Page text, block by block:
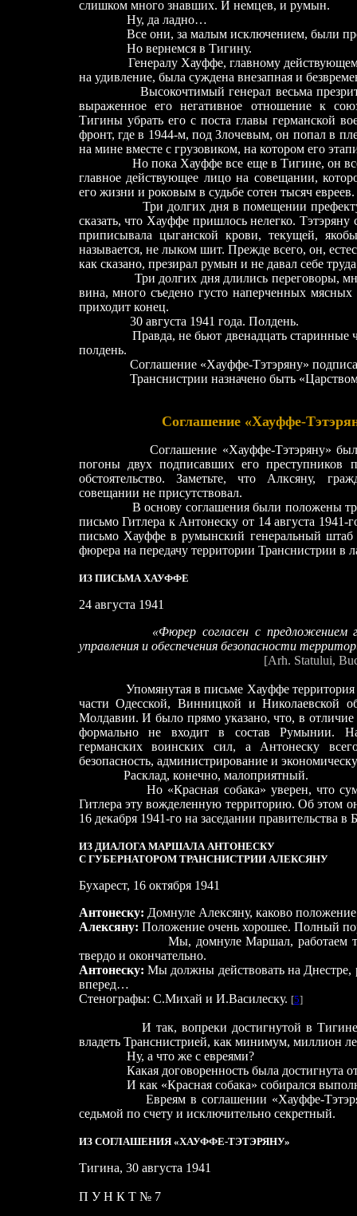
слишком много знавших. И немцев, и румын.
Ну, да ладно…
Все они, за малым исключением, были
Но вернемся в Тигину.
Генералу Хауффе, главному
на удивление, была суждена внезапная и
Высокочтимый генерал весьма
выраженное его негативное отношение к
Тигины убрать его с поста главы германской
фронт, где в 1944-м, под Злочевым, он попал в
на мине вместе с грузовиком, на котором его
Но пока Хауффе все еще в Тигине, он
главное действующее лицо на совещании,
его жизни и роковым в судьбе сотен тысяч евреев.
Три долгих дня в помещении
сказать, что Хауффе пришлось нелегко.
приписывала цыганской крови, текущей,
называется, не лыком шит. Прежде всего, он,
как сказано, презирал румын и не давал себе
Три долгих дня длились переговоры,
вина, много съедено густо наперченных
приходит конец.
30 августа 1941 года. Полдень.
Правда, не бьют двенадцать старинные
полдень.
Соглашение «Хауффе-Тэтэряну»
Транснистрии назначено быть «Царством
Соглашение «Хауффе-
Соглашение «Хауффе-Тэтэряну»
погоны двух подписавших его преступников
обстоятельство. Заметьте, что Алксяну,
совещании не присутствовал.
В основу соглашения были положены три
письмо Гитлера к Антонеску от 14 августа 1941-
письмо Хауффе в румынский генеральный штаб
фюрера на передачу территории Транснистрии в
ИЗ ПИСЬМА ХАУФФЕ
24 августа 1941
«Фюрер согласен с предложением
управления и обеспечения безопасности
[Arh. Statului,
Упомянутая в письме Хауффе территория
части Одесской, Винницкой и Николаевской
Молдавии. И было прямо указано, что, в
формально не входит в состав Румынии. На
германских воинских сил, а Антонеску
безопасность, администрирование и
Расклад, конечно, малоприятный.
Но «Красная собака» уверен, что сумеет
Гитлера эту вожделенную территорию. Об этом
16 декабря 1941-го на заседании правительства в
ИЗ ДИАЛОГА МАРШАЛА АНТОНЕСКУ
С ГУБЕРНАТОРОМ ТРАНСНИСТРИИ АЛЕКСЯНУ
Бухарест, 16 октября 1941
Антонеску: Домнуле Алексяну, каково
Алексяну: Положение очень хорошее. Полный
Мы, домнуле Маршал, работаем
твердо и окончательно.
Антонеску: Мы должны действовать на Днестре,
вперед…
Стенографы: С.Михай и И.Василеску. [5]
И так, вопреки достигнутой в Тигине
владеть Транснистрией, как минимум, миллион
Ну, а что же с евреями?
Какая договоренность была достигнута
И как «Красная собака» собирался
Евреям в соглашении «Хауффе-
седьмой по счету и исключительно секретный.
ИЗ СОГЛАШЕНИЯ «ХАУФФЕ-ТЭТЭРЯНУ»
Тигина, 30 августа 1941
П У Н К Т № 7